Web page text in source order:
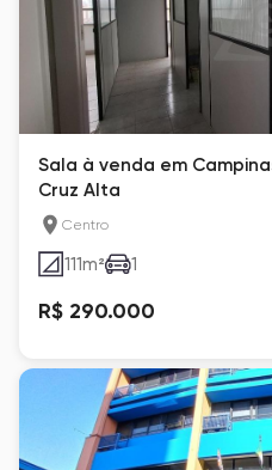
Sala à venda em
Cruz Alta
Centro
111m² 1
R$ 290.000